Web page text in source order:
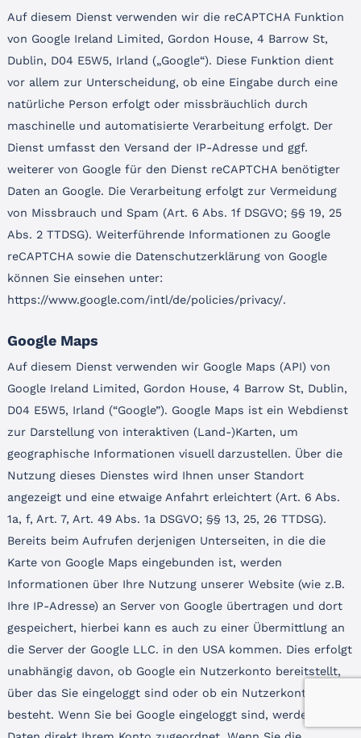
Auf diesem Dienst verwenden wir die reCAPTCHA Funktion
von Google Ireland Limited, Gordon House, 4 Barrow St,
Dublin, D04 E5W5, Irland („Google“). Diese Funktion dient
vor allem zur Unterscheidung, ob eine Eingabe durch eine
natürliche Person erfolgt oder missbräuchlich durch
maschinelle und automatisierte Verarbeitung erfolgt. Der
Dienst umfasst den Versand der IP-Adresse und ggf.
weiterer von Google für den Dienst reCAPTCHA benötigter
Daten an Google. Die Verarbeitung erfolgt zur Vermeidung
von Missbrauch und Spam (Art. 6 Abs. 1f DSGVO; §§ 19, 25
Abs. 2 TTDSG). Weiterführende Informationen zu Google
reCAPTCHA sowie die Datenschutzerklärung von Google
können Sie einsehen unter:
https://www.google.com/intl/de/policies/privacy/.
Google Maps
Auf diesem Dienst verwenden wir Google Maps (API) von
Google Ireland Limited, Gordon House, 4 Barrow St, Dublin,
D04 E5W5, Irland (“Google”). Google Maps ist ein Webdienst
zur Darstellung von interaktiven (Land-)Karten, um
geographische Informationen visuell darzustellen. Über die
Nutzung dieses Dienstes wird Ihnen unser Standort
angezeigt und eine etwaige Anfahrt erleichtert (Art. 6 Abs.
1a, f, Art. 7, Art. 49 Abs. 1a DSGVO; §§ 13, 25, 26 TTDSG).
Bereits beim Aufrufen derjenigen Unterseiten, in die die
Karte von Google Maps eingebunden ist, werden
Informationen über Ihre Nutzung unserer Website (wie z.B.
Ihre IP-Adresse) an Server von Google übertragen und dort
gespeichert, hierbei kann es auch zu einer Übermittlung an
die Server der Google LLC. in den USA kommen. Dies erfolgt
unabhängig davon, ob Google ein Nutzerkonto bereitstellt,
über das Sie eingeloggt sind oder ob ein Nutzerkonto
besteht. Wenn Sie bei Google eingeloggt sind, werden Ihre